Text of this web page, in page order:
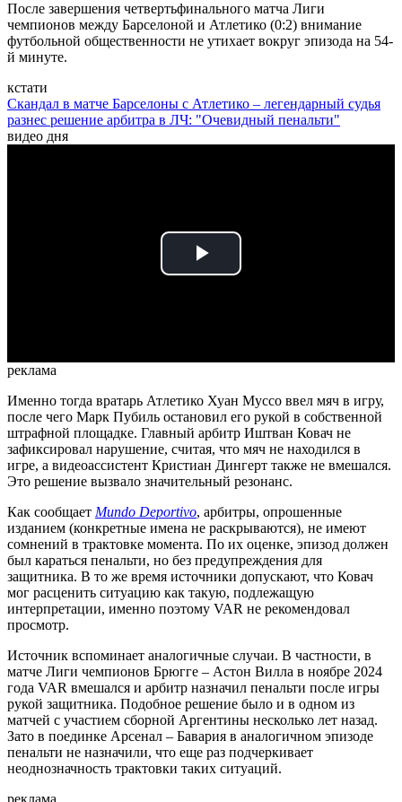
После завершения четвертьфинального матча Лиги
чемпионов между Барселоной и Атлетико (0:2) внимание
футбольной общественности не утихает вокруг эпизода на 54-
й минуте.
кстати
Скандал в матче Барселоны с Атлетико – легендарный судья
разнес решение арбитра в ЛЧ: "Очевидный пенальти"
видео дня
Play
реклама
Именно тогда вратарь Атлетико Хуан Муссо ввел мяч в игру,
после чего Марк Пубиль остановил его рукой в собственной
штрафной площадке. Главный арбитр Иштван Ковач не
зафиксировал нарушение, считая, что мяч не находился в
игре, а видеоассистент Кристиан Дингерт также не вмешался.
Это решение вызвало значительный резонанс.
Как сообщает Mundo Deportivo, арбитры, опрошенные
изданием (конкретные имена не раскрываются), не имеют
сомнений в трактовке момента. По их оценке, эпизод должен
был караться пенальти, но без предупреждения для
защитника. В то же время источники допускают, что Ковач
мог расценить ситуацию как такую, подлежащую
интерпретации, именно поэтому VAR не рекомендовал
просмотр.
Источник вспоминает аналогичные случаи. В частности, в
матче Лиги чемпионов Брюгге – Астон Вилла в ноябре 2024
года VAR вмешался и арбитр назначил пенальти после игры
рукой защитника. Подобное решение было и в одном из
матчей с участием сборной Аргентины несколько лет назад.
Зато в поединке Арсенал – Бавария в аналогичном эпизоде
пенальти не назначили, что еще раз подчеркивает
неоднозначность трактовки таких ситуаций.